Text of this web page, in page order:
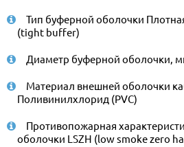
Тип буферной оболочки
(tight buffer)
Диаметр буферной оболочки,
Материал внешней оболочки
Поливинилхлорид (PVC)
Противопожарная
оболочки LSZH (low smoke zero